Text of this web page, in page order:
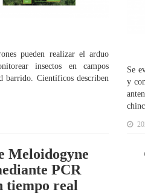
pueden realizar el arduo
insectos en campos
barrido. Científicos describen
Se
y
Meloidogyne
PCR
tiempo real